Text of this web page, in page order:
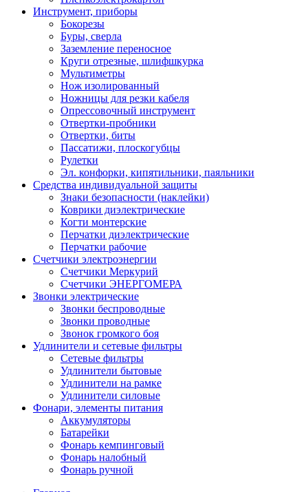
Инструмент, приборы
Бокорезы
Буры, сверла
Заземление переносное
Круги отрезные, шлифшкурка
Мультиметры
Нож изолированный
Ножницы для резки кабеля
Опрессовочный инструмент
Отвертки-пробники
Отвертки, биты
Пассатижи, плоскогубцы
Рулетки
Эл. конфорки, кипятильники, паяльники
Средства индивидуальной защиты
Знаки безопасности (наклейки)
Коврики диэлектрические
Когти монтерские
Перчатки диэлектрические
Перчатки рабочие
Счетчики электроэнергии
Счетчики Меркурий
Счетчики ЭНЕРГОМЕРА
Звонки электрические
Звонки беспроводные
Звонки проводные
Звонок громкого боя
Удлинители и сетевые фильтры
Сетевые фильтры
Удлинители бытовые
Удлинители на рамке
Удлинители силовые
Фонари, элементы питания
Аккумуляторы
Батарейки
Фонарь кемпинговый
Фонарь налобный
Фонарь ручной